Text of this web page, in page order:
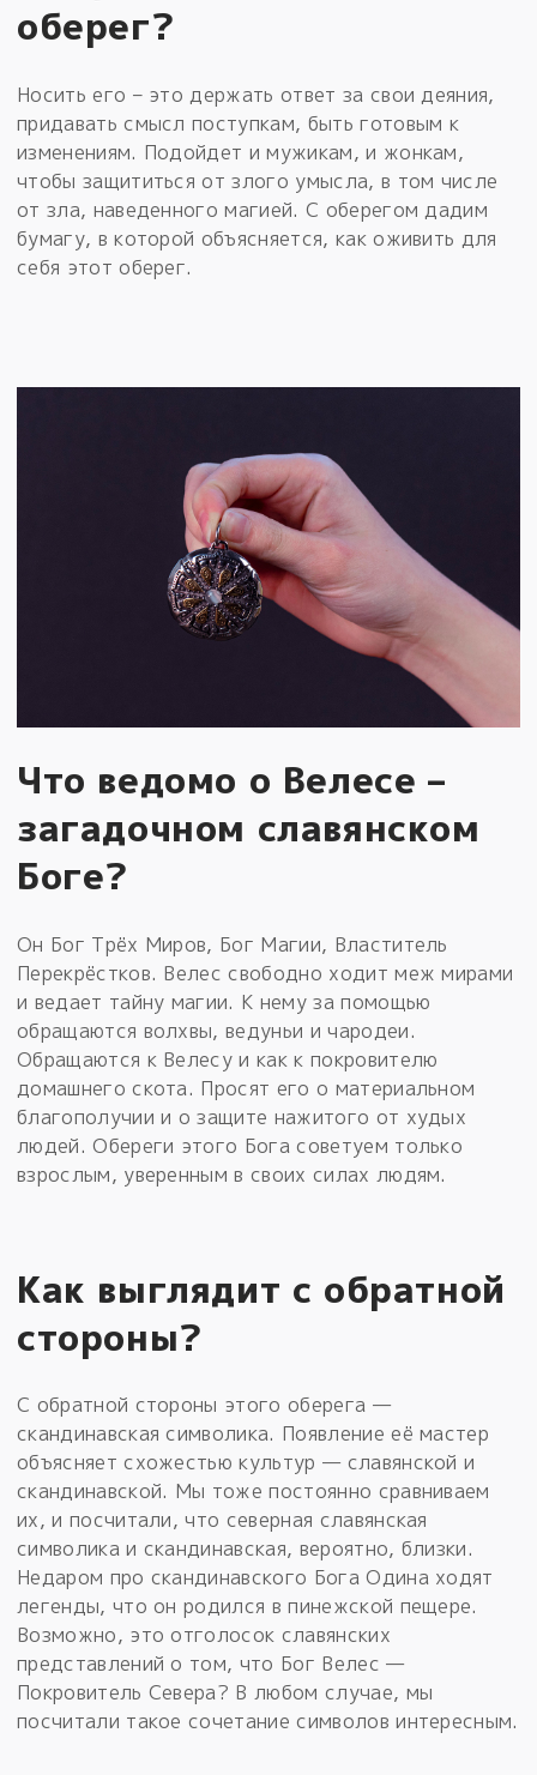
оберег?
Носить его – это держать ответ за свои деяния,
придавать смысл поступкам, быть готовым к
изменениям. Подойдет и мужикам, и жонкам,
чтобы защититься от злого умысла, в том числе
от зла, наведенного магией. С оберегом дадим
бумагу, в которой объясняется, как оживить для
себя этот оберег.
Что ведомо о Велесе –
загадочном славянском
Боге?
Он Бог Трёх Миров, Бог Магии, Властитель
Перекрёстков. Велес свободно ходит меж мирами
и ведает тайну магии. К нему за помощью
обращаются волхвы, ведуньи и чародеи.
Обращаются к Велесу и как к покровителю
домашнего скота. Просят его о материальном
благополучии и о защите нажитого от худых
людей. Обереги этого Бога советуем только
взрослым, уверенным в своих силах людям.
Как выглядит с обратной
стороны?
С обратной стороны этого оберега —
скандинавская символика. Появление её мастер
объясняет схожестью культур — славянской и
скандинавской. Мы тоже постоянно сравниваем
их, и посчитали, что северная славянская
символика и скандинавская, вероятно, близки.
Недаром про скандинавского Бога Одина ходят
легенды, что он родился в пинежской пещере.
Возможно, это отголосок славянских
представлений о том, что Бог Велес —
Покровитель Севера? В любом случае, мы
посчитали такое сочетание символов интересным.